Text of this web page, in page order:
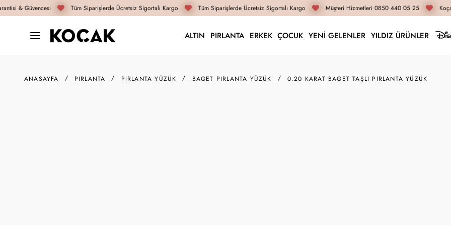
& Güvencesi Tüm Siparişlerde Ücretsiz Sigortalı Kargo Tüm Siparişlerde Ücretsiz Sigortalı Kargo Müşteri Hizmetleri 0850 440 05 25
ALTIN PIRLANTA ERKEK ÇOCUK YENİ GELENLER YILDIZ ÜRÜNLER
ANASAYFA PIRLANTA PIRLANTA YÜZÜK BAGET PIRLANTA YÜZÜK 0.20 KARAT BAGET TAŞLI PIRLANTA YÜZÜK